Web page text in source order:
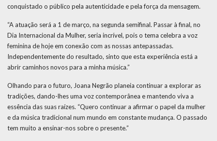
conquistado o público pela autenticidade e pela força da mensagem.
“A atuação será a 1 de março, na segunda semifinal. Passar à final, no
Dia Internacional da Mulher, seria incrível, pois o tema celebra a voz
feminina de hoje em conexão com as nossas antepassadas.
Independentemente do resultado, sinto que esta experiência está a
abrir caminhos novos para a minha música.”
Olhando para o futuro, Joana Negrão planeia continuar a explorar as
tradições, dando-lhes uma voz contemporânea e mantendo viva a
essência das suas raízes. “Quero continuar a afirmar o papel da mulher
e da música tradicional num mundo em constante mudança. O passado
tem muito a ensinar-nos sobre o presente.”